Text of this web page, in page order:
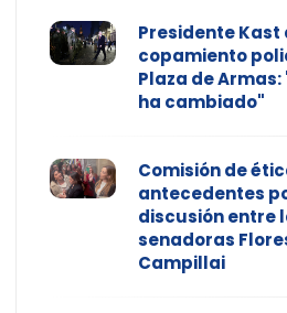
Presidente Kast
copamiento
Plaza de Armas:
ha cambiado"
Comisión de
antecedentes
discusión entre
senadoras
Campillai